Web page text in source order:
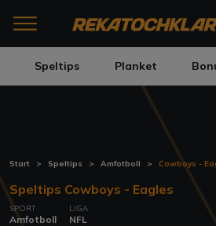
Speltips Planket
Start Speltips Amfotboll Cowboys -
Speltips Cowboys - Eagles
SPORT
Amfotboll
LIGA
NFL